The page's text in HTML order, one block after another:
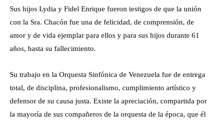
Sus hijos Lydia y Fidel Enrique fueron testigos de que la unión
con la Sra. Chacón fue una de felicidad, de comprensión, de
amor y de vida ejemplar para ellos y para sus hijos durante 61
años, hasta su fallecimiento.
Su trabajo en la Orquesta Sinfónica de Venezuela fue de entrega
total, de disciplina, profesionalismo, cumplimiento artístico y
defensor de su causa justa. Existe la apreciación, compartida por
la mayoría de sus compañeros de la orquesta de la época, que él